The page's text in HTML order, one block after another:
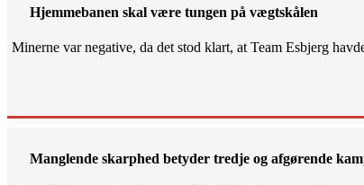
Hjemmebanen skal være tungen på vægtskålen
Minerne var negative, da det stod klart, at Team Esbjerg
Manglende skarphed betyder tredje og afgørende